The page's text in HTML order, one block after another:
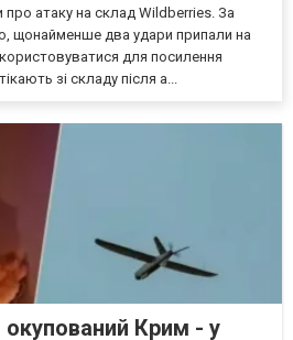
про атаку на склад Wildberries. За
щонайменше два удари припали на
для посилення
зі складу після а...
Крим - у